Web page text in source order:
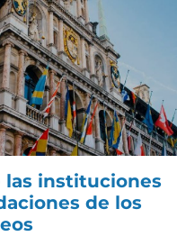
las instituciones
de los